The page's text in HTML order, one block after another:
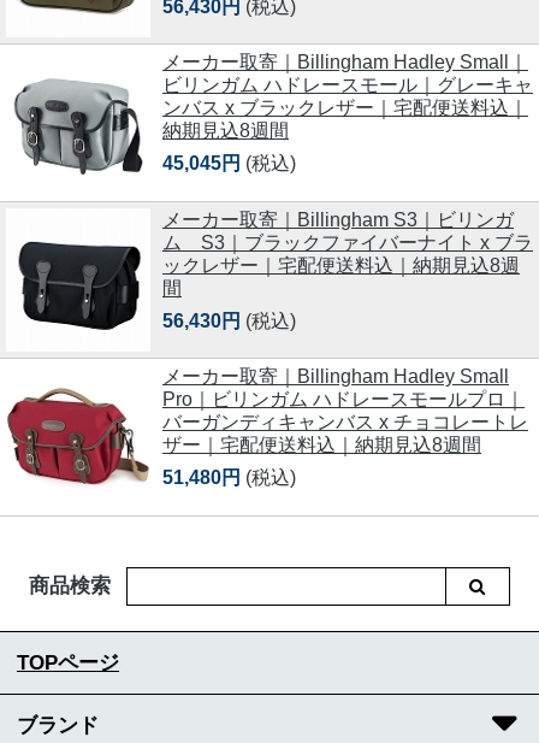
56,430円 (税込)
メーカー取寄｜Billingham Hadley Small｜
ビリンガム ハドレースモール｜グレーキャ
ンバス x ブラックレザー｜宅配便送料込｜
納期見込8週間
45,045円 (税込)
メーカー取寄｜Billingham S3｜ビリンガ
ム S3｜ブラックファイバーナイト x ブラ
ックレザー｜宅配便送料込｜納期見込8週
間
56,430円 (税込)
メーカー取寄｜Billingham Hadley Small
Pro｜ビリンガム ハドレースモールプロ｜
バーガンディキャンバス x チョコレートレ
ザー｜宅配便送料込｜納期見込8週間
51,480円 (税込)
商品検索
TOPページ
ブランド